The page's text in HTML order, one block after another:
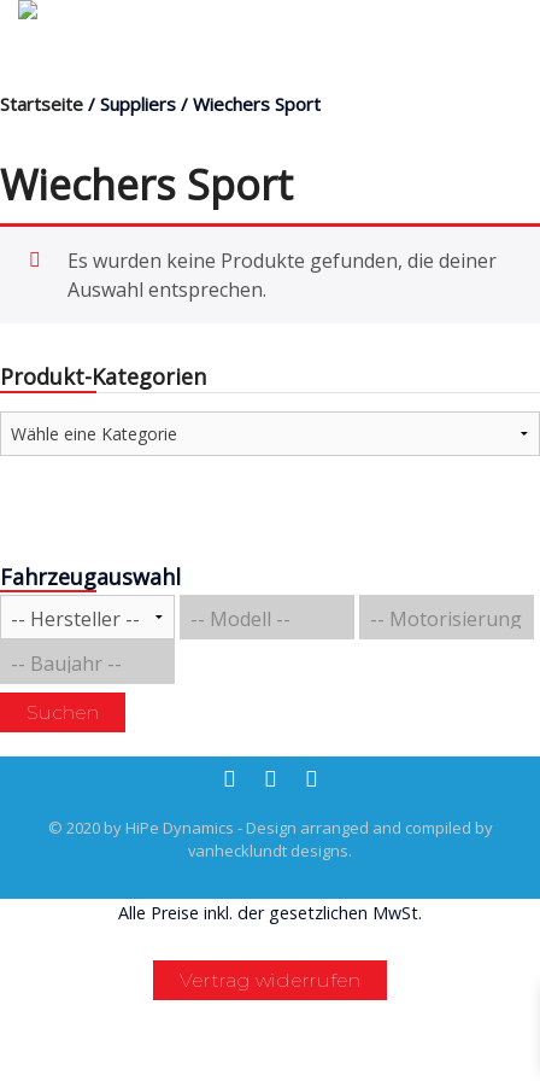
search
Nach Baugruppen
Rechtliches & Service
Startseite / Suppliers / Wiechers Sport
Wiechers Sport
Es wurden keine Produkte gefunden, die deiner
Auswahl entsprechen.
Produkt-Kategorien
Fahrzeugauswahl
Suchen
© 2020 by HiPe Dynamics - Design arranged and compiled by
vanhecklundt designs.
Alle Preise inkl. der gesetzlichen MwSt.
Vertrag widerrufen